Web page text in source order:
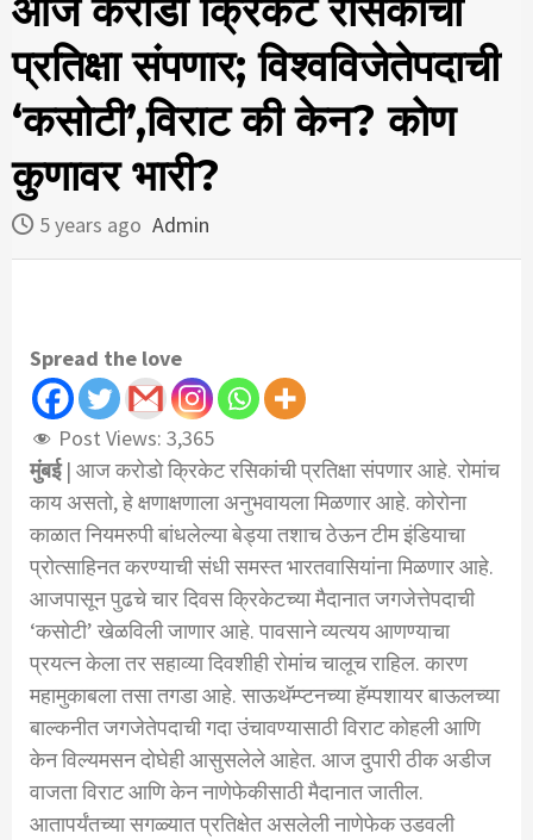
आज करोडो क्रिकेट रसिकांची
प्रतिक्षा संपणार; विश्वविजेतेपदाची
‘कसोटी’,विराट की केन? कोण
कुणावर भारी?
5 years ago Admin
Spread the love
Post Views: 3,365
मुंबई| आज करोडो क्रिकेट रसिकांची प्रतिक्षा संपणार आहे. रोमांच
काय असतो, हे क्षणाक्षणाला अनुभवायला मिळणार आहे. कोरोना
काळात नियमरुपी बांधलेल्या बेड्या तशाच ठेऊन टीम इंडियाचा
प्रोत्साहिनत करण्याची संधी समस्त भारतवासियांना मिळणार आहे.
आजपासून पुढचे चार दिवस क्रिकेटच्या मैदानात जगजेत्तेपदाची
‘कसोटी’ खेळविली जाणार आहे. पावसाने व्यत्यय आणण्याचा
प्रयत्न केला तर सहाव्या दिवशीही रोमांच चालूच राहिल. कारण
महामुकाबला तसा तगडा आहे. साऊथॅम्प्टनच्या हॅम्पशायर बाऊलच्या
बाल्कनीत जगजेतेपदाची गदा उंचावण्यासाठी विराट कोहली आणि
केन विल्यमसन दोघेही आसुसलेले आहेत. आज दुपारी ठीक अडीज
वाजता विराट आणि केन नाणेफेकीसाठी मैदानात जातील.
आतापर्यंतच्या सगळ्यात प्रतिक्षेत असलेली नाणेफेक उडवली